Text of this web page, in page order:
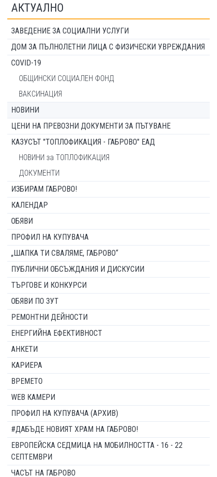
АКТУАЛНО
ЗАВЕДЕНИЕ ЗА СОЦИАЛНИ УСЛУГИ
ДОМ ЗА ПЪЛНОЛЕТНИ ЛИЦА С ФИЗИЧЕСКИ УВРЕЖДАНИЯ
COVID-19
ОБЩИНСКИ СОЦИАЛЕН ФОНД
ВАКСИНАЦИЯ
НОВИНИ
ЦЕНИ НА ПРЕВОЗНИ ДОКУМЕНТИ ЗА ПЪТУВАНЕ
КАЗУСЪТ "ТОПЛОФИКАЦИЯ - ГАБРОВО" ЕАД
НОВИНИ за ТОПЛОФИКАЦИЯ
ДОКУМЕНТИ
ИЗБИРАМ ГАБРОВО!
КАЛЕНДАР
ОБЯВИ
ПРОФИЛ НА КУПУВАЧА
„ШАПКА ТИ СВАЛЯМЕ, ГАБРОВО“
ПУБЛИЧНИ ОБСЪЖДАНИЯ И ДИСКУСИИ
ТЪРГОВЕ И КОНКУРСИ
ОБЯВИ ПО ЗУТ
РЕМОНТНИ ДЕЙНОСТИ
ЕНЕРГИЙНА ЕФЕКТИВНОСТ
АНКЕТИ
КАРИЕРА
ВРЕМЕТО
WEB КАМЕРИ
ПРОФИЛ НА КУПУВАЧА (АРХИВ)
#ДАБЪДЕ НОВИЯТ ХРАМ НА ГАБРОВО!
ЕВРОПЕЙСКА СЕДМИЦА НА МОБИЛНОСТТА - 16 - 22
СЕПТЕМВРИ
ЧАСЪТ НА ГАБРОВО